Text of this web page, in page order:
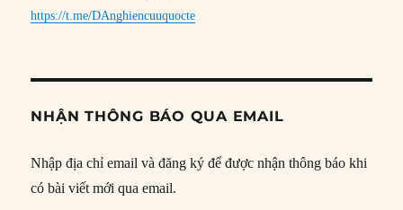
https://t.me/DAnghiencuuquocte
NHẬN THÔNG BÁO QUA EMAIL
Nhập địa chỉ email và đăng ký để được nhận thông báo khi
có bài viết mới qua email.